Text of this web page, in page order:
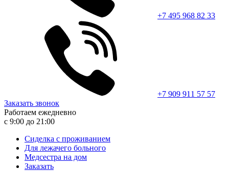
+7 495 968 82 33
+7 909 911 57 57
Заказать звонок
Работаем ежедневно
с 9:00 до 21:00
Сиделка с проживанием
Для лежачего больного
Медсестра на дом
Заказать